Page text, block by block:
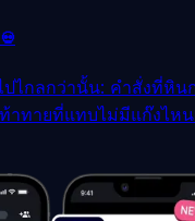
ไกลกว่านั้น: คำสั่งที่หิน
าทายที่แทบไม่มีแก๊งไหน